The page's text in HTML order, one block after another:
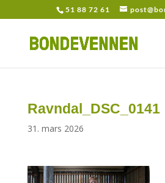
51 88 72 61
Ravndal_DSC_0141
31. mars 2026